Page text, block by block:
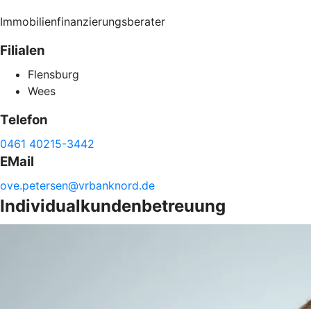
Immobilienfinanzierungsberater
Filialen
Flensburg
Wees
Telefon
0461 40215-3442
EMail
ove.petersen@vrbanknord.de
Individualkundenbetreuung